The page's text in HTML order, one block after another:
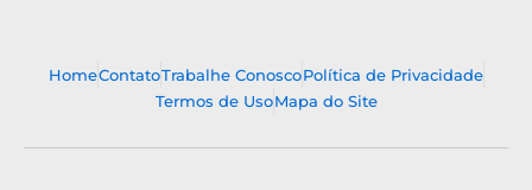
HomeContatoTrabalhe ConoscoPolítica de Privacidade
Termos de UsoMapa do Site